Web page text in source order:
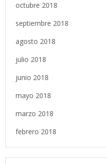
octubre 2018
septiembre 2018
agosto 2018
julio 2018
junio 2018
mayo 2018
marzo 2018
febrero 2018